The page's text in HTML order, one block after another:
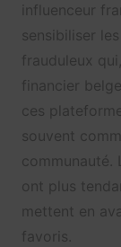
influenceur
sensibiliser
frauduleux
financier
ces
souvent
communauté.
ont plus
mettent en
favoris.